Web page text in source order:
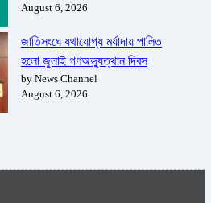
August 6, 2026
জাতিসংঘে যথাযোগ্য মর্যাদায় পালিত
হলো জুলাই গণঅভ্যুত্থান দিবস
by News Channel
August 6, 2026